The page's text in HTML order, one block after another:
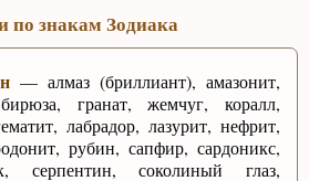
по знакам Зодиака
— алмаз (бриллиант), амазонит,
гранат, жемчуг, коралл,
лабрадор, лазурит, нефрит,
рубин, сапфир, сардоникс,
серпентин, соколиный глаз,